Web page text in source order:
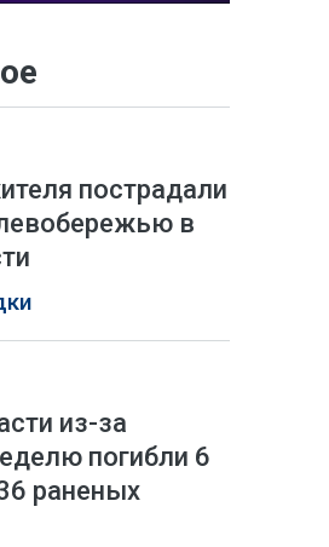
пострадали
в
из-за
погибли 6
раненых